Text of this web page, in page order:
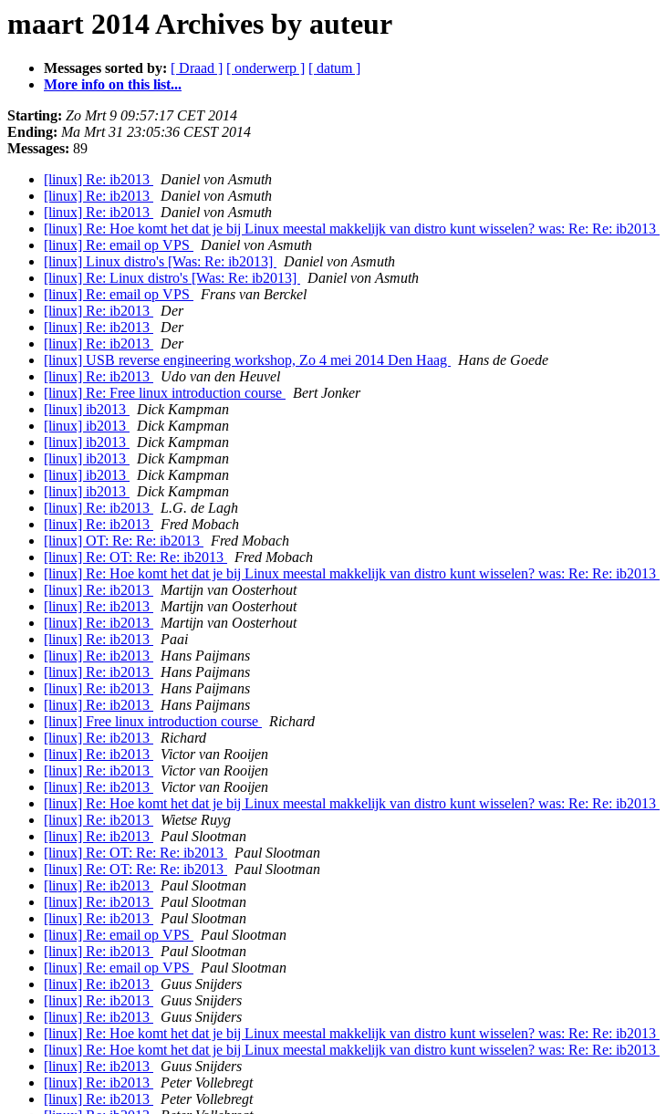
maart 2014 Archives by auteur
Messages sorted by: [ Draad ] [ onderwerp ] [ datum ]
More info on this list...
Starting: Zo Mrt 9 09:57:17 CET 2014
Ending: Ma Mrt 31 23:05:36 CEST 2014
Messages: 89
[linux] Re: ib2013
Daniel von Asmuth
[linux] Re: ib2013
Daniel von Asmuth
[linux] Re: ib2013
Daniel von Asmuth
[linux] Re: Hoe komt het dat je bij Linux meestal makkelijk van distro kunt wisselen? was: Re: Re: ib2013
[linux] Re: email op VPS
Daniel von Asmuth
[linux] Linux distro's [Was: Re: ib2013]
Daniel von Asmuth
[linux] Re: Linux distro's [Was: Re: ib2013]
Daniel von Asmuth
[linux] Re: email op VPS
Frans van Berckel
[linux] Re: ib2013
Der
[linux] Re: ib2013
Der
[linux] Re: ib2013
Der
[linux] USB reverse engineering workshop, Zo 4 mei 2014 Den Haag
Hans de Goede
[linux] Re: ib2013
Udo van den Heuvel
[linux] Re: Free linux introduction course
Bert Jonker
[linux] ib2013
Dick Kampman
[linux] ib2013
Dick Kampman
[linux] ib2013
Dick Kampman
[linux] ib2013
Dick Kampman
[linux] ib2013
Dick Kampman
[linux] ib2013
Dick Kampman
[linux] Re: ib2013
L.G. de Lagh
[linux] Re: ib2013
Fred Mobach
[linux] OT: Re: Re: ib2013
Fred Mobach
[linux] Re: OT: Re: Re: ib2013
Fred Mobach
[linux] Re: Hoe komt het dat je bij Linux meestal makkelijk van distro kunt wisselen? was: Re: Re: ib2013
[linux] Re: ib2013
Martijn van Oosterhout
[linux] Re: ib2013
Martijn van Oosterhout
[linux] Re: ib2013
Martijn van Oosterhout
[linux] Re: ib2013
Paai
[linux] Re: ib2013
Hans Paijmans
[linux] Re: ib2013
Hans Paijmans
[linux] Re: ib2013
Hans Paijmans
[linux] Re: ib2013
Hans Paijmans
[linux] Free linux introduction course
Richard
[linux] Re: ib2013
Richard
[linux] Re: ib2013
Victor van Rooijen
[linux] Re: ib2013
Victor van Rooijen
[linux] Re: ib2013
Victor van Rooijen
[linux] Re: Hoe komt het dat je bij Linux meestal makkelijk van distro kunt wisselen? was: Re: Re: ib2013
[linux] Re: ib2013
Wietse Ruyg
[linux] Re: ib2013
Paul Slootman
[linux] Re: OT: Re: Re: ib2013
Paul Slootman
[linux] Re: OT: Re: Re: ib2013
Paul Slootman
[linux] Re: ib2013
Paul Slootman
[linux] Re: ib2013
Paul Slootman
[linux] Re: ib2013
Paul Slootman
[linux] Re: email op VPS
Paul Slootman
[linux] Re: ib2013
Paul Slootman
[linux] Re: email op VPS
Paul Slootman
[linux] Re: ib2013
Guus Snijders
[linux] Re: ib2013
Guus Snijders
[linux] Re: ib2013
Guus Snijders
[linux] Re: Hoe komt het dat je bij Linux meestal makkelijk van distro kunt wisselen? was: Re: Re: ib2013
[linux] Re: Hoe komt het dat je bij Linux meestal makkelijk van distro kunt wisselen? was: Re: Re: ib2013
[linux] Re: ib2013
Guus Snijders
[linux] Re: ib2013
Peter Vollebregt
[linux] Re: ib2013
Peter Vollebregt